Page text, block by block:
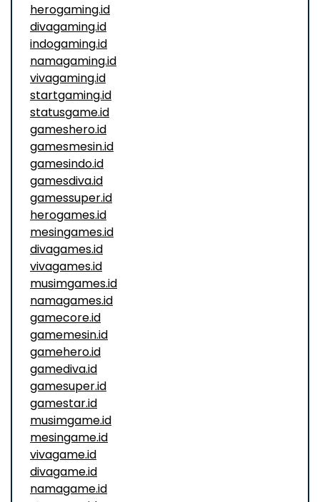
herogaming.id
divagaming.id
indogaming.id
namagaming.id
vivagaming.id
startgaming.id
statusgame.id
gameshero.id
gamesmesin.id
gamesindo.id
gamesdiva.id
gamessuper.id
herogames.id
mesingames.id
divagames.id
vivagames.id
musimgames.id
namagames.id
gamecore.id
gamemesin.id
gamehero.id
gamediva.id
gamesuper.id
gamestar.id
musimgame.id
mesingame.id
vivagame.id
divagame.id
namagame.id